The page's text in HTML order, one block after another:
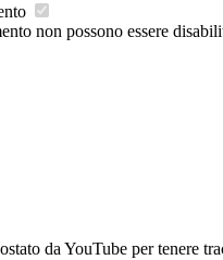
non possono essere
da YouTube per tenere